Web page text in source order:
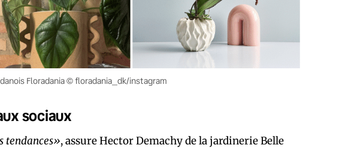
Floradania © floradania_dk/instagram
sociaux
tendances», assure Hector Demachy de la jardinerie Belle